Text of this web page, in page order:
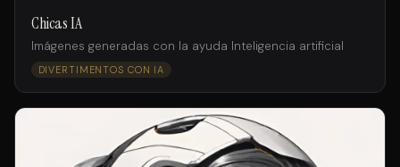
Chicas IA
Imágenes generadas con la ayuda Inteligencia artificial
DIVERTIMENTOS CON IA